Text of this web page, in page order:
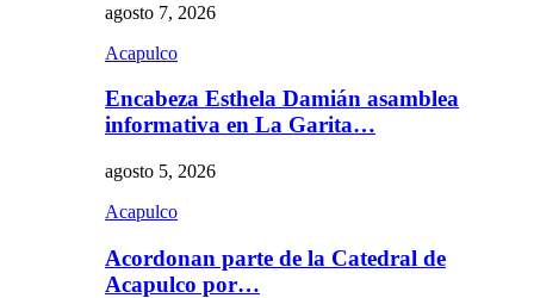
agosto 7, 2026
Acapulco
Encabeza Esthela Damián asamblea
informativa en La Garita…
agosto 5, 2026
Acapulco
Acordonan parte de la Catedral de
Acapulco por…